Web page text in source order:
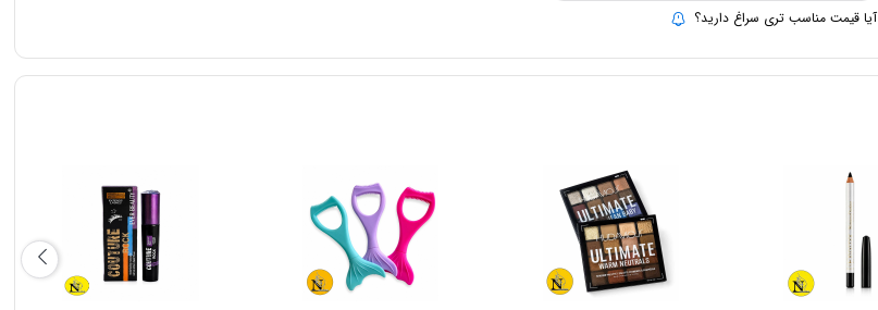
quantity
آیا قیمت مناسب تری سراغ دارید؟